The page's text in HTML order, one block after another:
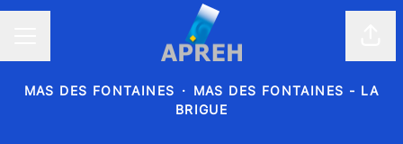
MAS DES FONTAINES · MAS DES FONTAINES - LA
BRIGUE